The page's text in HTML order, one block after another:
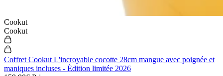
Cookut
Cookut
Coffret Cookut L'incroyable cocotte 28cm mangue avec poignée et
maniques incluses - Édition limitée 2026